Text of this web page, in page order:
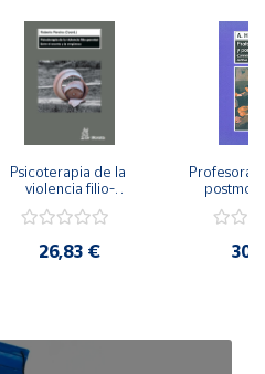
Psicoterapia de la
violencia filio-
secreto y la
26,83 €